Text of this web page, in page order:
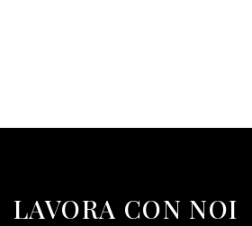
LAVORA CON NOI